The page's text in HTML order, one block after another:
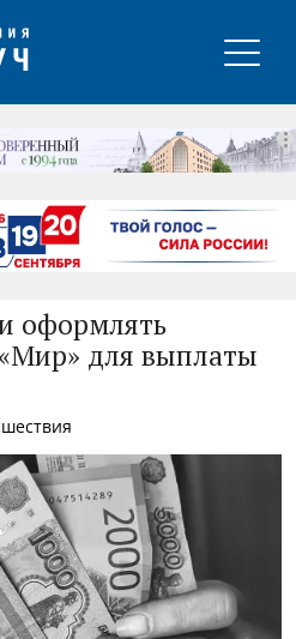
оформлять
для выплаты